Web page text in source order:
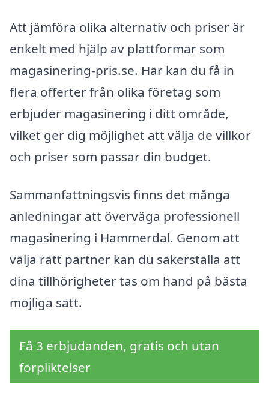
Att jämföra olika alternativ och priser är
enkelt med hjälp av plattformar som
magasinering-pris.se. Här kan du få in
flera offerter från olika företag som
erbjuder magasinering i ditt område,
vilket ger dig möjlighet att välja de villkor
och priser som passar din budget.
Sammanfattningsvis finns det många
anledningar att överväga professionell
magasinering i Hammerdal. Genom att
välja rätt partner kan du säkerställa att
dina tillhörigheter tas om hand på bästa
möjliga sätt.
Få 3 erbjudanden, gratis och utan
förpliktelser